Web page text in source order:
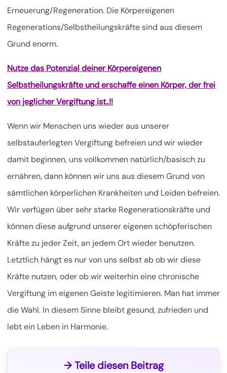
Erneuerung/Regeneration. Die Körpereigenen
Regenerations/Selbstheilungskräfte sind aus diesem
Grund enorm.
Nutze das Potenzial deiner Körpereigenen
Selbstheilungskräfte und erschaffe einen Körper, der frei
von jeglicher Vergiftung ist..!!
Wenn wir Menschen uns wieder aus unserer
selbstauferlegten Vergiftung befreien und wir wieder
damit beginnen, uns vollkommen natürlich/basisch zu
ernähren, dann können wir uns aus diesem Grund von
sämtlichen körperlichen Krankheiten und Leiden befreien.
Wir verfügen über sehr starke Regenerationskräfte und
können diese aufgrund unserer eigenen schöpferischen
Kräfte zu jeder Zeit, an jedem Ort wieder benutzen.
Letztlich hängt es nur von uns selbst ab ob wir diese
Kräfte nutzen, oder ob wir weiterhin eine chronische
Vergiftung im eigenen Geiste legitimieren. Man hat immer
die Wahl. In diesem Sinne bleibt gesund, zufrieden und
lebt ein Leben in Harmonie.
→ Teile diesen Beitrag